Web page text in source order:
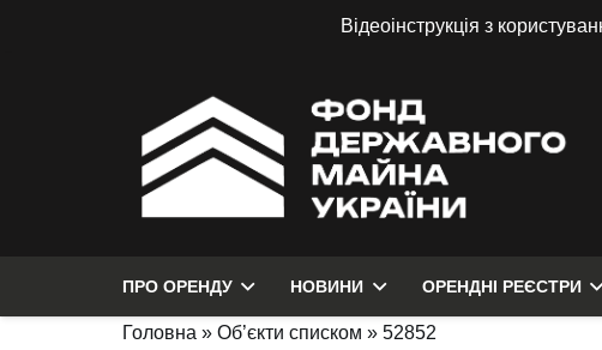
Відеоінструкція з
ПРО ОРЕНДУ НОВИНИ ОРЕНДНІ РЕЄСТРИ
Головна » Об’єкти списком » 52852